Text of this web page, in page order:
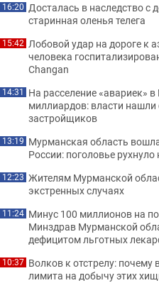
16:20 Досталась в наследство с
старинная оленья телега
15:42 Лобовой удар на дороге к
человека
Changan
14:31 На расселение «авариек»
миллиардов: власти нашли
застройщиков
13:19 Мурманская область
России: поголовье рухнуло
12:23 Жителям Мурманской
экстренных случаях
11:24 Минус 100 миллионов на
Минздрав Мурманской
дефицитом льготных
10:37 Волков к отстрелу:
лимита на добычу этих